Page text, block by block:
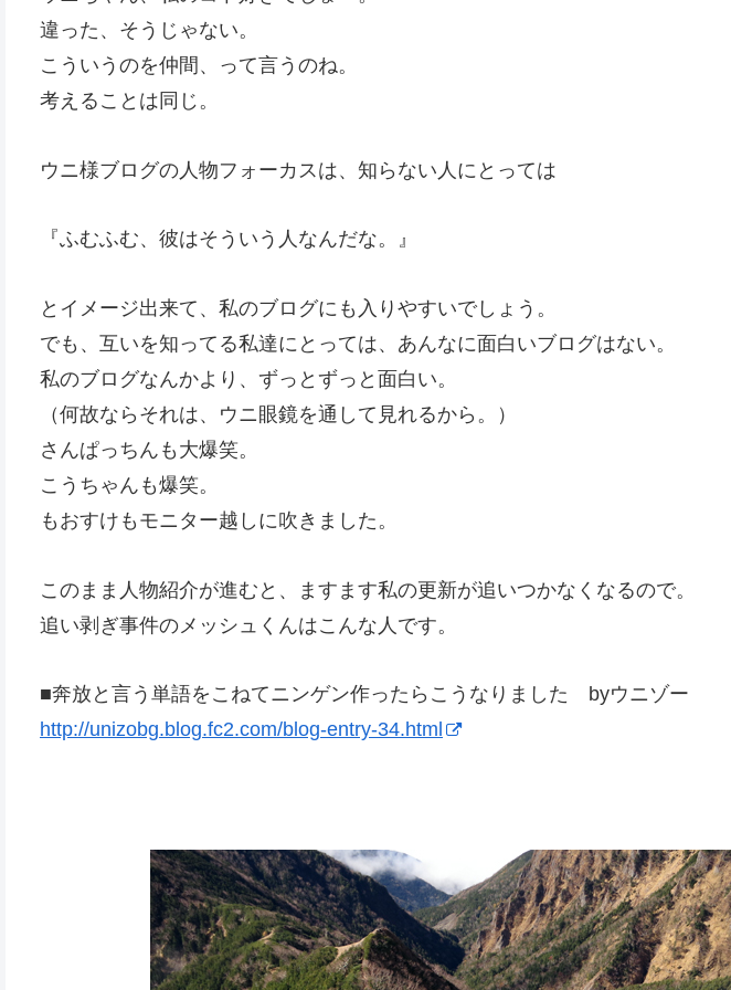
違った、そうじゃない。
こういうのを仲間、って言うのね。
考えることは同じ。
ウニ様ブログの人物フォーカスは、知らない人にとっては
『ふむふむ、彼はそういう人なんだな。』
とイメージ出来て、私のブログにも入りやすいでしょう。
でも、互いを知ってる私達にとっては、あんなに面白いブログはない。
私のブログなんかより、ずっとずっと面白い。
（何故ならそれは、ウニ眼鏡を通して見れるから。）
さんぱっちんも大爆笑。
こうちゃんも爆笑。
もおすけもモニター越しに吹きました。
このまま人物紹介が進むと、ますます私の更新が追いつかなくなるので。
追い剥ぎ事件のメッシュくんはこんな人です。
■奔放と言う単語をこねてニンゲン作ったらこうなりました byウニゾー
http://unizobg.blog.fc2.com/blog-entry-34.html